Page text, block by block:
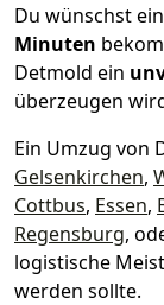
Du wünschst
Minuten
Detmold ein
überzeugen
Ein Umzug von
Gelsenkirchen,
Cottbus, Essen,
Regensburg,
logistische
werden sollte.